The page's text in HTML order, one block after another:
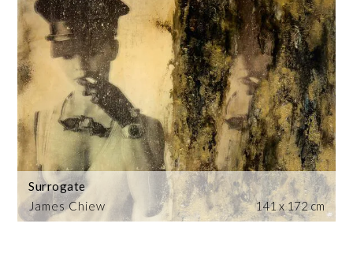
James Chiew
Surrogate
141 x 172 cm